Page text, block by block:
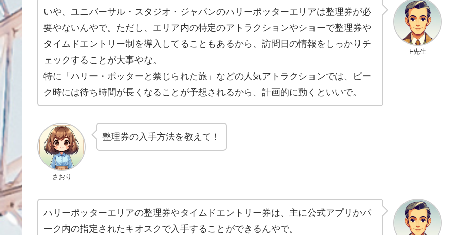
F先生
いや、ユニバーサル・スタジオ・ジャパンのハリーポッターエリアは整理券が必
要やないんやで。ただし、エリア内の特定のアトラクションやショーで整理券や
タイムドエントリー制を導入してることもあるから、訪問日の情報をしっかりチ
ェックすることが大事やな。
特に「ハリー・ポッターと禁じられた旅」などの人気アトラクションでは、ピー
ク時には待ち時間が長くなることが予想されるから、計画的に動くといいで。
さおり
整理券の入手方法を教えて！
ハリーポッターエリアの整理券やタイムドエントリー券は、主に公式アプリかパ
ーク内の指定されたキオスクで入手することができるんやで。